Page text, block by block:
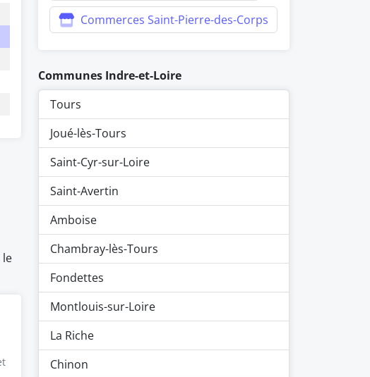
le
Commerces Saint-Pierre-des-Corps
Communes Indre-et-Loire
Tours
Joué-lès-Tours
Saint-Cyr-sur-Loire
Saint-Avertin
Amboise
Chambray-lès-Tours
Fondettes
Montlouis-sur-Loire
La Riche
Chinon